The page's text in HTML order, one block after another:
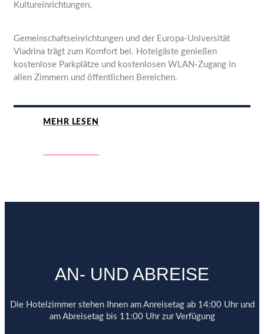
Kultureinrichtungen,
Gemeinschaftseinrichtungen und der Europa-Universität
Viadrina trägt zum Komfort bei. Hotelgäste genießen
kostenlose Parkplätze und kostenlosen WLAN-Zugang in
allen Zimmern und öffentlichen Bereichen.
MEHR LESEN
AN- UND ABREISE
Die Hotelzimmer stehen Ihnen am Anreisetag ab 14:00 Uhr und
am Abreisetag bis 11:00 Uhr zur Verfügung